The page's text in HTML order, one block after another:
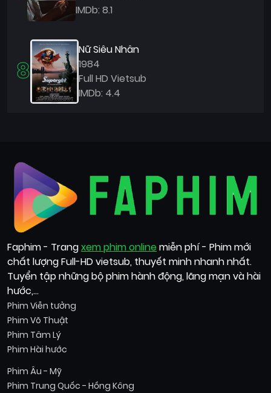
IMDb: 8.1
8
Nữ Siêu Nhân
1984
Full HD Vietsub
IMDb: 4.4
Faphim - Trangxem phim online miễn phí - Phim mới
chất lượng Full-HD vietsub, thuyết minh nhanh nhất.
Tuyển tập những bộ phim hành động, lãng mạn và hài
hước,...
Phim Viễn tưởng
Phim Võ Thuật
Phim Tâm Lý
Phim Hài hước
Phim Âu - Mỹ
Phim Trung Quốc - Hồng Kông